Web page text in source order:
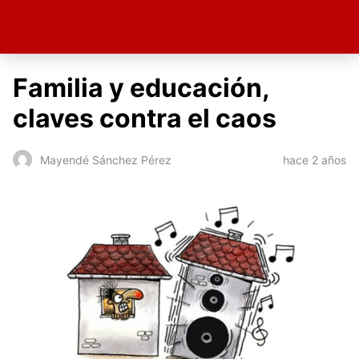
Familia y educación,
claves contra el caos
Mayendé Sánchez Pérez hace 2 años